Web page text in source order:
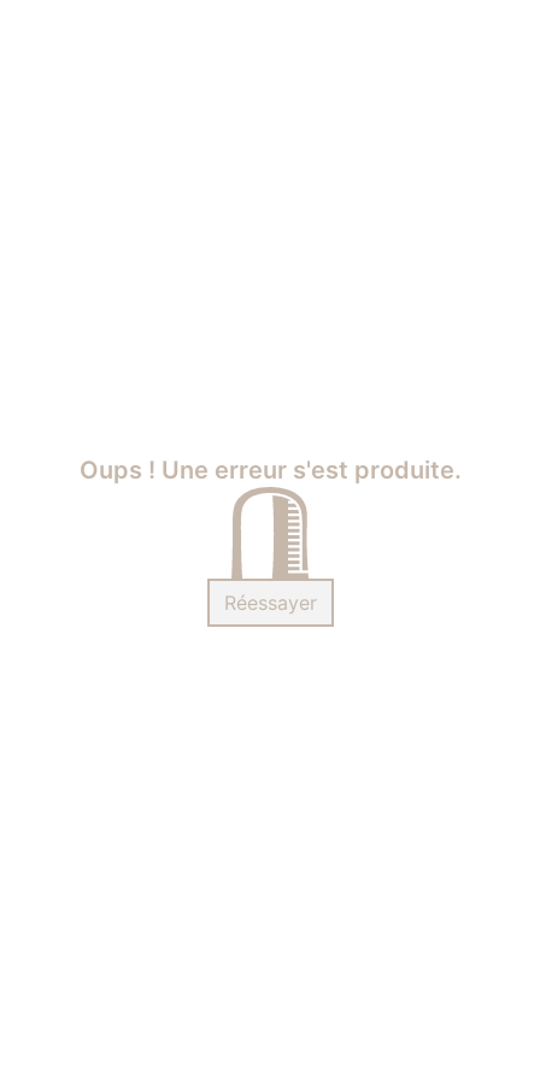
Oups ! Une erreur s'est produite.
Réessayer